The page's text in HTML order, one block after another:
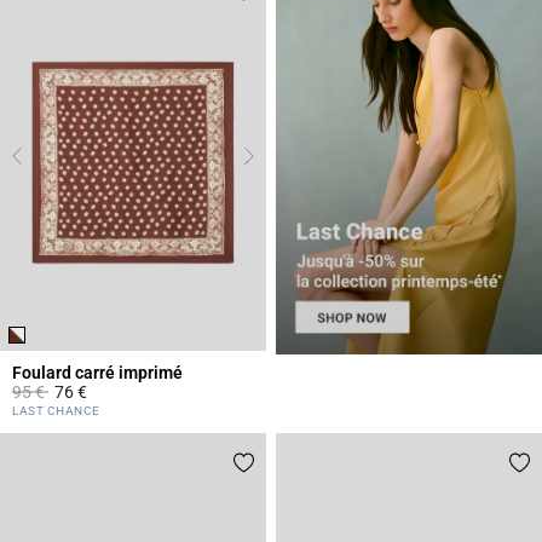
Foulard carré imprimé
Prix réduit à partir de
95 €à76 €
4,4 out of 5 Customer Rating
LAST CHANCE